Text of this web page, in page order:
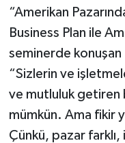
“Amerikan
Business Plan ile
seminerde
“Sizlerin ve
ve mutluluk
mümkün. Ama fikir
Çünkü, pazar farklı,